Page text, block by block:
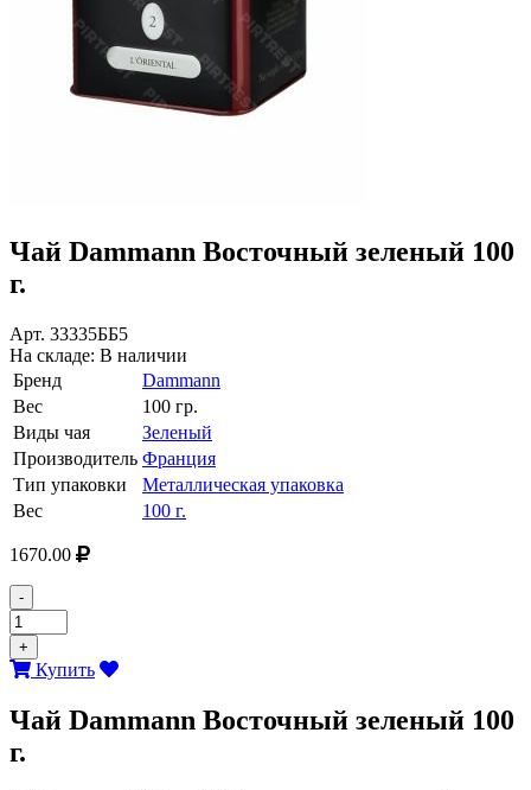
Чай Dammann Восточный зеленый 100
г.
Арт. 33335ББ5
На складе: В наличии
Бренд
Dammann
Вес
100 гр.
Виды чая
Зеленый
Производитель Франция
Тип упаковки
Металлическая упаковка
Вес
100 г.
1670.00
-
+
Купить
Чай Dammann Восточный зеленый 100
г.